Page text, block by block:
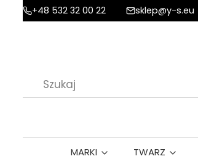
+48 532 32 00 22 sklep@y-s.eu
MARKI TWARZ